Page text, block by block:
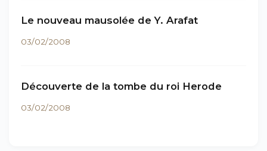
Le nouveau mausolée de Y. Arafat
03/02/2008
Découverte de la tombe du roi Herode
03/02/2008